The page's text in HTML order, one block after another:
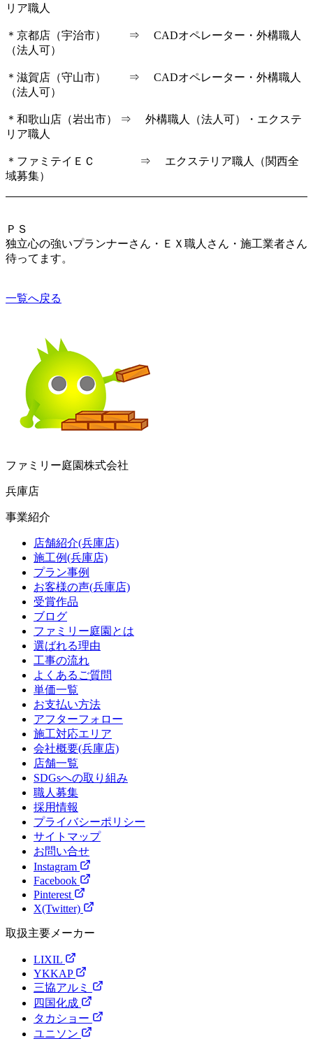
リア職人
＊京都店（宇治市） ⇒ CADオペレーター・外構職人
（法人可）
＊滋賀店（守山市） ⇒ CADオペレーター・外構職人
（法人可）
＊和歌山店（岩出市） ⇒ 外構職人（法人可）・エクステ
リア職人
＊ファミテイＥＣ ⇒ エクステリア職人（関西全
域募集）
ＰＳ
独立心の強いプランナーさん・ＥＸ職人さん・施工業者さん
待ってます。
一覧へ戻る
ファミリー庭園株式会社
兵庫店
事業紹介
店舗紹介(兵庫店)
施工例(兵庫店)
プラン事例
お客様の声(兵庫店)
受賞作品
ブログ
ファミリー庭園とは
選ばれる理由
工事の流れ
よくあるご質問
単価一覧
お支払い方法
アフターフォロー
施工対応エリア
会社概要(兵庫店)
店舗一覧
SDGsへの取り組み
職人募集
採用情報
プライバシーポリシー
サイトマップ
お問い合せ
Instagram
Facebook
Pinterest
X(Twitter)
取扱主要メーカー
LIXIL
YKKAP
三協アルミ
四国化成
タカショー
ユニソン